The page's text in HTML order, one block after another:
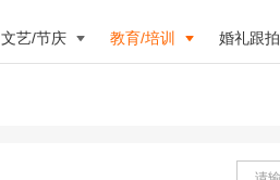
文艺/节庆 教育/培训 婚礼跟拍